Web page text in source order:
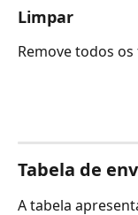
Limpar
Remove todos
Tabela de
A tabela